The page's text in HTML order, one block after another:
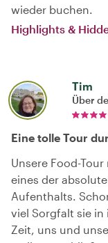
wieder buchen.
Highlights &
Tim
Über
Eine tolle Tour
Unsere Food-
eines der
Aufenthalts.
viel Sorgfalt sie in
Zeit, uns und